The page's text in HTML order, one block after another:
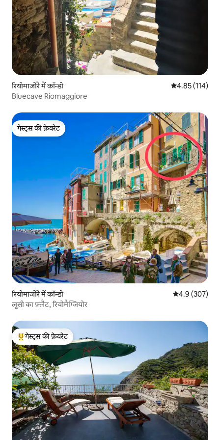
रियोमाजोरे में कॉन्डो औसत रेटिंग 5 में से
4.85 (114)
Bluecave Riomaggiore
गेस्ट्स की फ़ेवरेट
गेस्ट्स की फ़ेवरेट
रियोमाजोरे में कॉन्डो औसत रेटिंग 5 में
4.9 (307)
लूसी का फ़्लैट, रियोमैग्जियोर
गेस्ट्स का टॉप फ़ेवरेट
गेस्ट्स की फ़ेवरेट